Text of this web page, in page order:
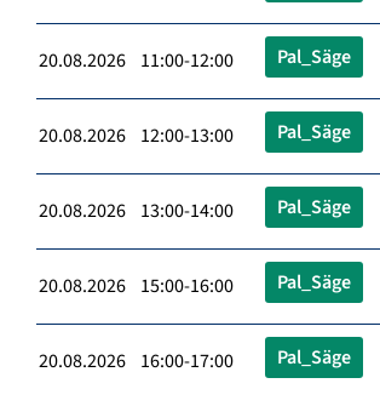
20.08.2026 11:00-12:00 Pal_Säge
20.08.2026 12:00-13:00 Pal_Säge
20.08.2026 13:00-14:00 Pal_Säge
20.08.2026 15:00-16:00 Pal_Säge
20.08.2026 16:00-17:00 Pal_Säge